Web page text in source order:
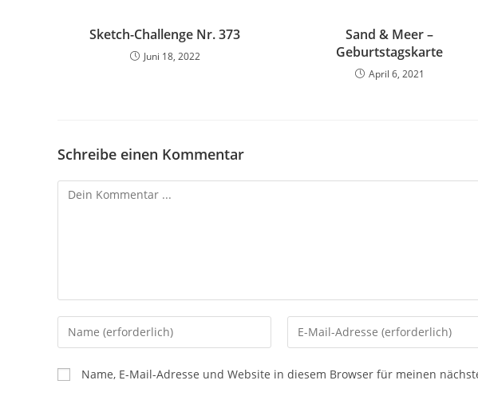
Sketch-Challenge Nr. 373
Juni 18, 2022
Sand & Meer –
Geburtstagskarte
April 6, 2021
Schreibe einen Kommentar
Name, E-Mail-Adresse und Website in diesem Browser für meinen